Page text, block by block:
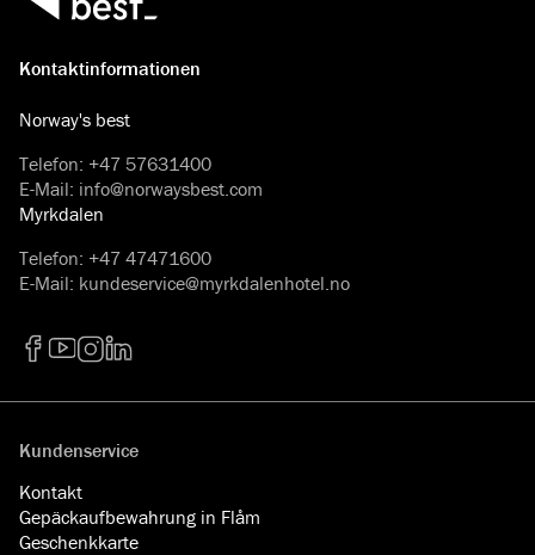
Kontaktinformationen
Norway's best
Telefon: +47 57631400
E-Mail: info@norwaysbest.com
Myrkdalen
Telefon: +47 47471600
E-Mail: kundeservice@myrkdalenhotel.no
Kundenservice
Kontakt
Gepäckaufbewahrung in Flåm
Geschenkkarte